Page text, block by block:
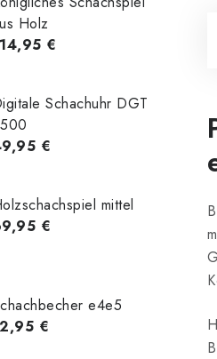
Holz
€
Schachuhr DGT
€
mittel
€
e4e5
€